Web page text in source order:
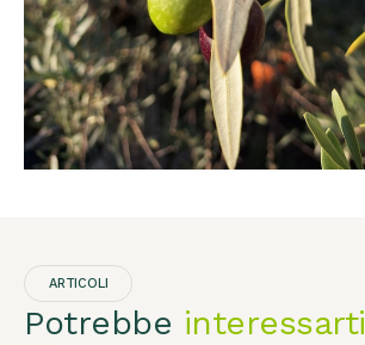
ARTICOLI
Potrebbe interessarti